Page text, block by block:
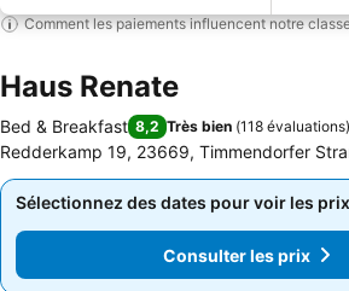
Comment les paiements influencent notre
Haus Renate
Bed & Breakfast 8,2 Très bien (118 évaluations)
Redderkamp 19, 23669, Timmendorfer
Sélectionnez des dates pour voir les
Consulter les prix
Sélectionnez des dates pour voir les
Consulter les prix